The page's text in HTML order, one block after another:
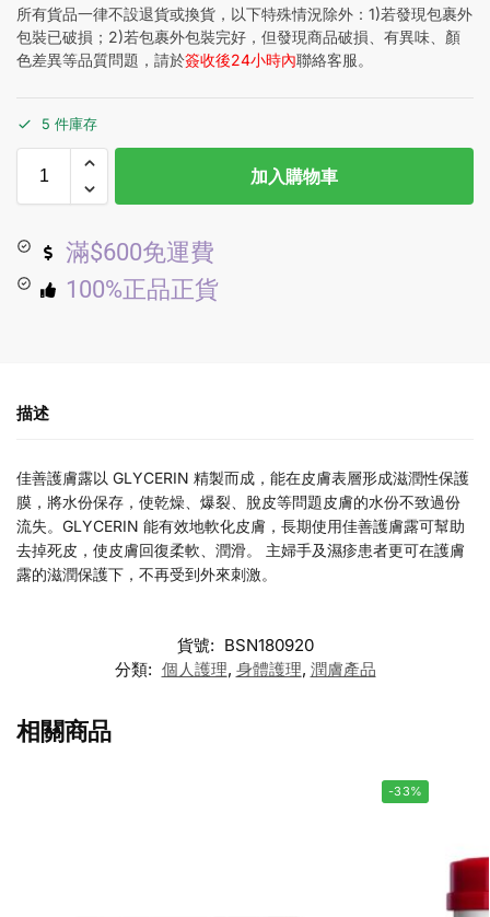
所有貨品一律不設退貨或換貨，以下特殊情況除外：1)若發現包裹外
包裝已破損；2)若包裹外包裝完好，但發現商品破損、有異味、顏
色差異等品質問題，請於簽收後24小時內聯絡客服。
5 件庫存
加入購物車
滿$600免運費
100%正品正貨
描述
佳善護膚露以 GLYCERIN 精製而成，能在皮膚表層形成滋潤性保護
膜，將水份保存，使乾燥、爆裂、脫皮等問題皮膚的水份不致過份
流失。GLYCERIN 能有效地軟化皮膚，長期使用佳善護膚露可幫助
去掉死皮，使皮膚回復柔軟、潤滑。 主婦手及濕疹患者更可在護膚
露的滋潤保護下，不再受到外來刺激。
貨號: BSN180920
分類: 個人護理, 身體護理, 潤膚產品
相關商品
-33%